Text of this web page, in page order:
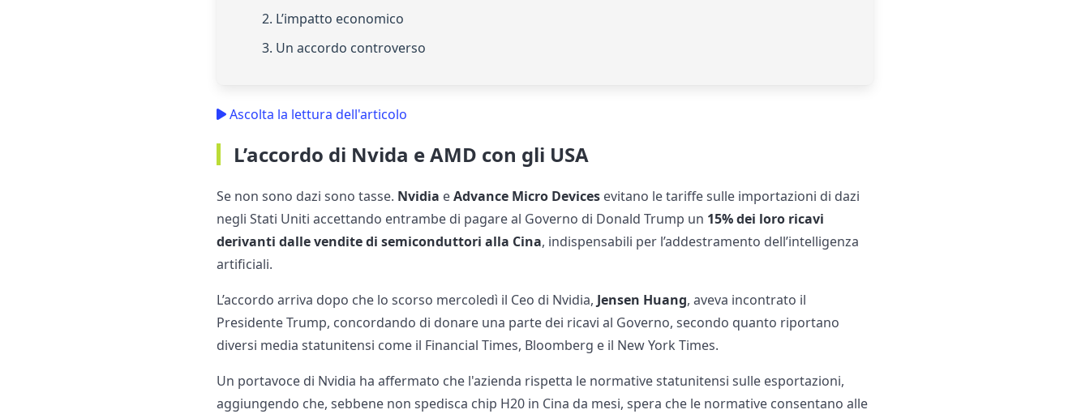
2. L’impatto economico
3. Un accordo controverso
Ascolta la lettura dell'articolo
L’accordo di Nvida e AMD con gli USA
Se non sono dazi sono tasse. Nvidia eAdvance Micro Devices evitano le tariffe sulle importazioni di dazi
negli Stati Uniti accettando entrambe di pagare al Governo di Donald Trump un 15% dei loro ricavi
derivanti dalle vendite di semiconduttori alla Cina, indispensabili per l’addestramento dell’intelligenza
artificiali.
L’accordo arriva dopo che lo scorso mercoledì il Ceo di Nvidia, Jensen Huang, aveva incontrato il
Presidente Trump, concordando di donare una parte dei ricavi al Governo, secondo quanto riportano
diversi media statunitensi come il Financial Times, Bloomberg e il New York Times.
Un portavoce di Nvidia ha affermato che l'azienda rispetta le normative statunitensi sulle esportazioni,
aggiungendo che, sebbene non spedisca chip H20 in Cina da mesi, spera che le normative consentano alle